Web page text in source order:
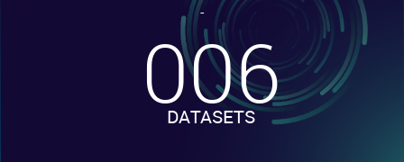
-
006
DATASETS